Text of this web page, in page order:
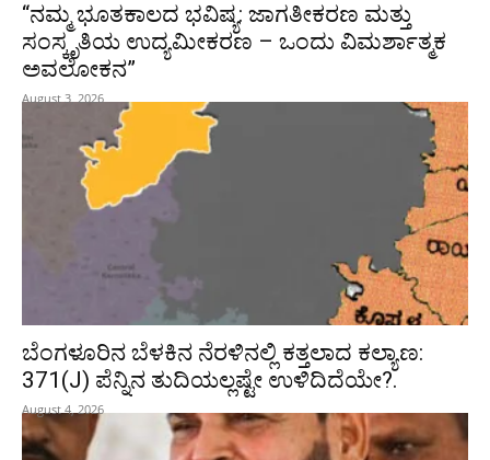
“ನಮ್ಮ ಭೂತಕಾಲದ ಭವಿಷ್ಯ: ಜಾಗತೀಕರಣ ಮತ್ತು
ಸಂಸ್ಕೃತಿಯ ಉದ್ಯಮೀಕರಣ – ಒಂದು ವಿಮರ್ಶಾತ್ಮಕ
ಅವಲೋಕನ”
August 3, 2026
ಬೆಂಗಳೂರಿನ ಬೆಳಕಿನ ನೆರಳಿನಲ್ಲಿ ಕತ್ತಲಾದ ಕಲ್ಯಾಣ:
371(J) ಪೆನ್ನಿನ ತುದಿಯಲ್ಲಷ್ಟೇ ಉಳಿದಿದೆಯೇ?.
August 4, 2026